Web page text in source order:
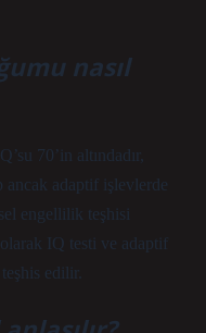
nasıl
70’in altındadır,
ancak adaptif işlevlerde
engellilik teşhisi
IQ testi ve adaptif
edilir.